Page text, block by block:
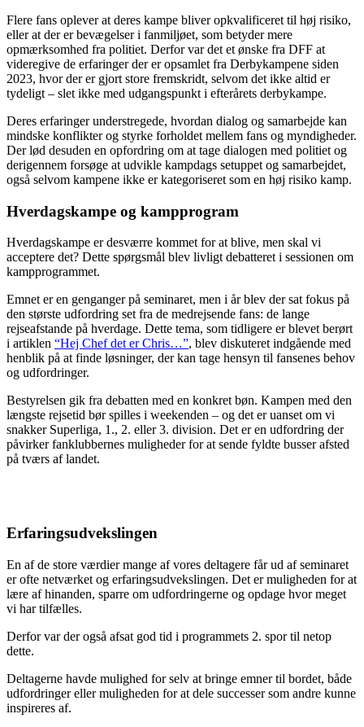
Flere fans oplever at deres kampe bliver opkvalificeret til høj risiko,
eller at der er bevægelser i fanmiljøet, som betyder mere
opmærksomhed fra politiet. Derfor var det et ønske fra DFF at
videregive de erfaringer der er opsamlet fra Derbykampene siden
2023, hvor der er gjort store fremskridt, selvom det ikke altid er
tydeligt – slet ikke med udgangspunkt i efterårets derbykampe.
Deres erfaringer understregede, hvordan dialog og samarbejde kan
mindske konflikter og styrke forholdet mellem fans og myndigheder.
Der lød desuden en opfordring om at tage dialogen med politiet og
derigennem forsøge at udvikle kampdags setuppet og samarbejdet,
også selvom kampene ikke er kategoriseret som en høj risiko kamp.
Hverdagskampe og kampprogram
Hverdagskampe er desværre kommet for at blive, men skal vi
acceptere det? Dette spørgsmål blev livligt debatteret i sessionen om
kampprogrammet.
Emnet er en genganger på seminaret, men i år blev der sat fokus på
den største udfordring set fra de medrejsende fans: de lange
rejseafstande på hverdage. Dette tema, som tidligere er blevet berørt
i artiklen “Hej Chef det er Chris…”, blev diskuteret indgående med
henblik på at finde løsninger, der kan tage hensyn til fansenes behov
og udfordringer.
Bestyrelsen gik fra debatten med en konkret bøn. Kampen med den
længste rejsetid bør spilles i weekenden – og det er uanset om vi
snakker Superliga, 1., 2. eller 3. division. Det er en udfordring der
påvirker fanklubbernes muligheder for at sende fyldte busser afsted
på tværs af landet.
Erfaringsudvekslingen
En af de store værdier mange af vores deltagere får ud af seminaret
er ofte netværket og erfaringsudvekslingen. Det er muligheden for at
lære af hinanden, sparre om udfordringerne og opdage hvor meget
vi har tilfælles.
Derfor var der også afsat god tid i programmets 2. spor til netop
dette.
Deltagerne havde mulighed for selv at bringe emner til bordet, både
udfordringer eller muligheden for at dele successer som andre kunne
inspireres af.